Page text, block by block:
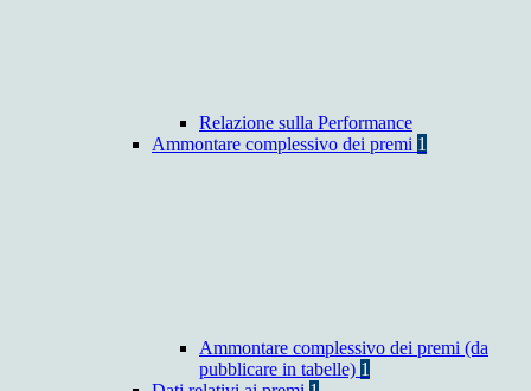
Relazione sulla Performance
Ammontare complessivo dei premi 1
Ammontare complessivo dei premi (da
pubblicare in tabelle) 1